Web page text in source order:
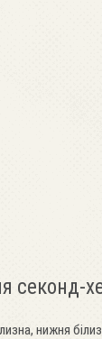
секонд-
нижня